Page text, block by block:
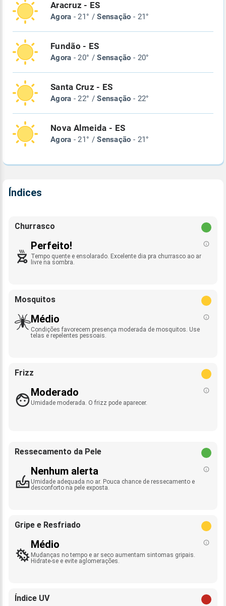
Aracruz - ES
Agora - 21° /Sensação - 21°
Fundão - ES
Agora - 20° /Sensação - 20°
Santa Cruz - ES
Agora - 22° /Sensação - 22°
Nova Almeida - ES
Agora - 21° /Sensação - 21°
Índices
Churrasco
Perfeito!
Tempo quente e ensolarado. Excelente dia pra churrasco ao ar
livre na sombra.
Mosquitos
Médio
Condições favorecem presença moderada de mosquitos. Use
telas e repelentes pessoais.
Frizz
Moderado
Umidade moderada. O frizz pode aparecer.
Ressecamento da Pele
Nenhum alerta
Umidade adequada no ar. Pouca chance de ressecamento e
desconforto na pele exposta.
Gripe e Resfriado
Médio
Mudanças no tempo e ar seco aumentam sintomas gripais.
Hidrate-se e evite aglomerações.
Índice UV